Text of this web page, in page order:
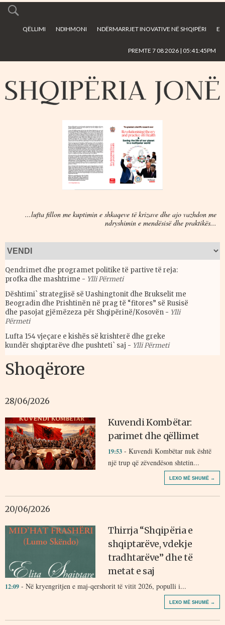
main
QËLLIMI NDIHMONI NDËRMARRJET INOVATIVE NË SHQIPËRI E
PREMTE 7 08 2026 | 05:41:45PM
...lufta fillon me kuptimin e shkaqeve të krizave dhe ajo vazhdon me
ndryshimin e mendësisë dhe praktikës...
Qendrimet dhe programet politike të partive të reja:
profka dhe mashtrime - Ylli Përmeti
Dështimi` strategjisë së Uashingtonit dhe Brukselit me
Beogradin dhe Prishtinën në prag të “fitores” së Rusisë
dhe pasojat gjëmëzeza për Shqipërinë/Kosovën - Ylli
Përmeti
Lufta 154 vjeçare e kishës së krishterë dhe greke
kundër shqiptarëve dhe pushteti` saj - Ylli Përmeti
Shoqërore
28/06/2026
Kuvendi Kombëtar:
parimet dhe qëllimet
19:53 - Kuvendi Kombëtar nuk është
një trup që zëvendëson shtetin...
LEXO MË SHUMË →
20/06/2026
Thirrja “Shqipëria e
shqiptarëve, vdekje
tradhtarëve” dhe të
metat e saj
12:09 - Në kryengritjen e maj-qershorit të vitit 2026, populli i...
LEXO MË SHUMË →